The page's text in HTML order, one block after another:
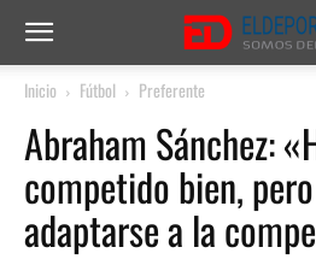
Inicio Fútbol Preferente
Abraham Sánchez:
competido bien,
adaptarse a la